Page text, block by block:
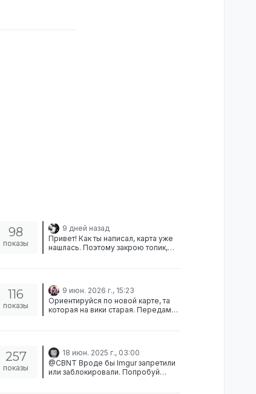
98
показы
9 дней назад
Привет! Как ты написал, карта уже
нашлась. Поэтому закрою топик,
116
показы
9 июн. 2026 г., 15:23
Ориентируйся по новой карте, та
которая на вики старая. Передам
257
показы
18 июн. 2025 г., 03:00
@CBNT Вроде бы Imgur запретили
или заблокировали. Попробуй